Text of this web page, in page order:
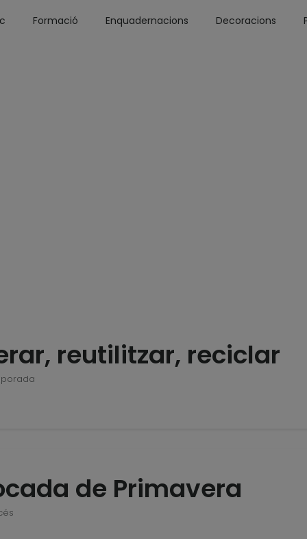
Formació Enquadernacions Decoracions
reutilitzar, reciclar
de Primavera